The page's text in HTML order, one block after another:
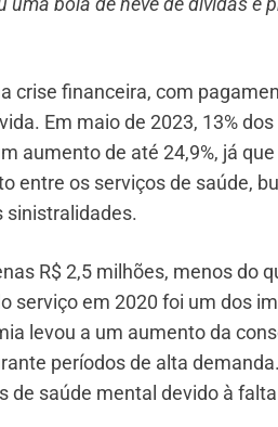
crise financeira, com
Em maio de 2023, 13%
aumento de até 24,9%, já
entre os serviços de saúde,
sinistralidades.
R$ 2,5 milhões, menos do
serviço em 2020 foi um dos
levou a um aumento da
períodos de alta
saúde mental devido à